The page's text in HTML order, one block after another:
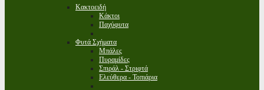
Κακτοειδή
Κάκτοι
Παχύφυτα
Φυτά Σχήματα
Μπάλες
Πυραμίδες
Σπιράλ - Στριφτά
Ελεύθερα - Τοπιάρια